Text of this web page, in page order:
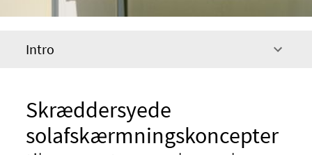
Intro
Skræddersyede
solafskærmningskoncepter